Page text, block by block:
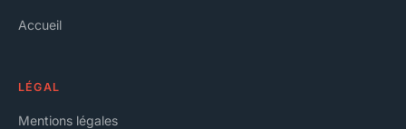
Accueil
LÉGAL
Mentions légales